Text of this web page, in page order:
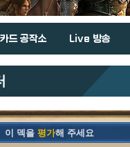
카드 공작소 Live 방송
이 덱을 평가해 주세요